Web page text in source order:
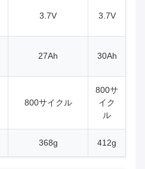
3.7V 3.7V
27Ah 30Ah
800サイクル
800サ
イク
ル
368g 412g